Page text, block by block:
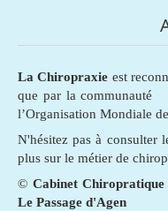
La Chiropraxie est
que par la communauté
l’Organisation Mondiale
N'hésitez pas à consulter
plus sur le métier de
© Cabinet
Le Passage d'Agen